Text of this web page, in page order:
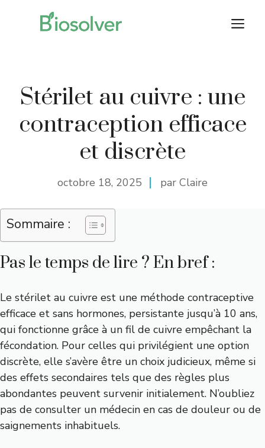
Stérilet au cuivre : une
contraception efficace
et discrète
octobre 18, 2025 par Claire
Sommaire :
Pas le temps de lire ? En bref :
Le stérilet au cuivre est une méthode contraceptive
efficace et sans hormones, persistante jusqu’à 10 ans,
qui fonctionne grâce à un fil de cuivre empêchant la
fécondation. Pour celles qui privilégient une option
discrète, elle s’avère être un choix judicieux, même si
des effets secondaires tels que des règles plus
abondantes peuvent survenir initialement. N’oubliez
pas de consulter un médecin en cas de douleur ou de
saignements inhabituels.